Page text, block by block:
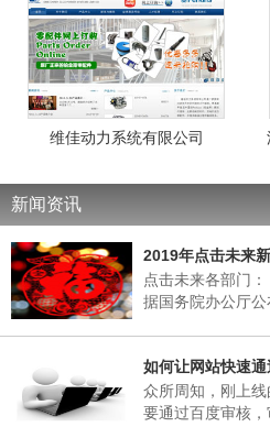
维佳动力系统有限公司
新闻资讯
2019年点击未来
点击未来各部门
据国务院办公厅
下： 一、春节放
日，02月25日(星
通知后，妥善安
如何让网站快速
众所周知，刚上
要通过百度审核